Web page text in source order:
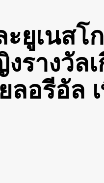
ยูเนสโ
รางวัล
ลอรีอัล